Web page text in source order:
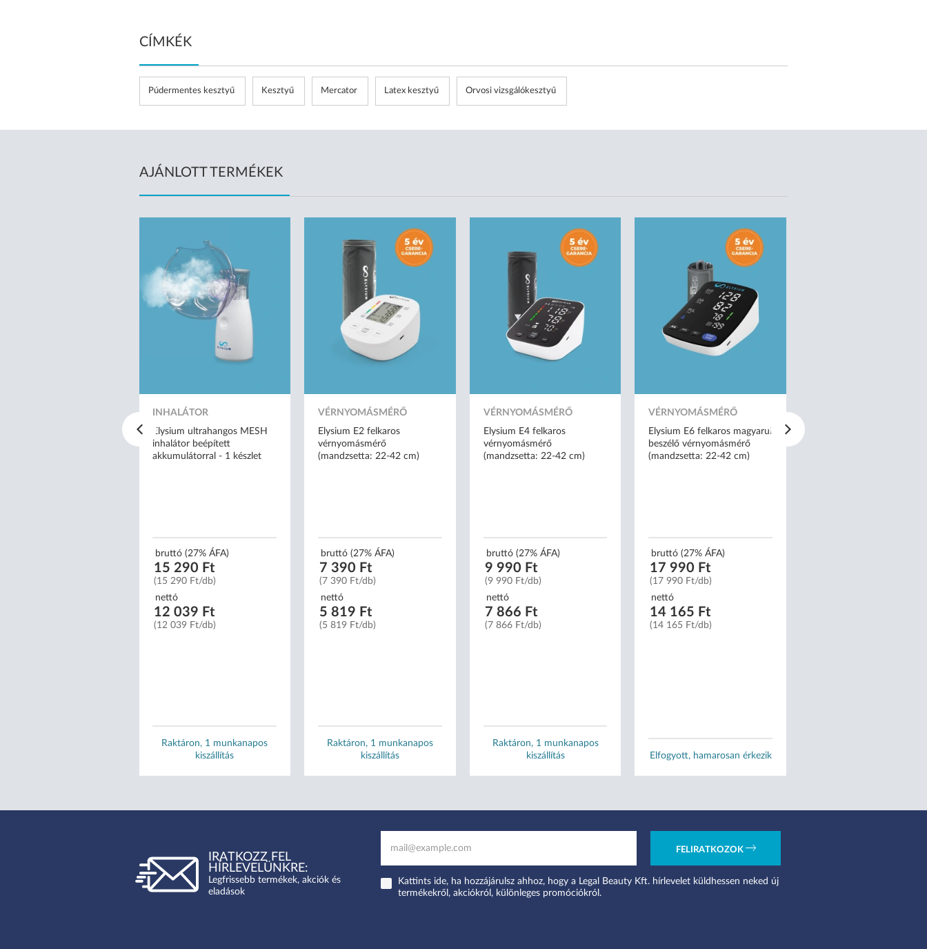
CÍMKÉK
Púdermentes kesztyű Kesztyű Mercator Latex kesztyű Orvosi vizsgálókesztyű
AJÁNLOTT TERMÉKEK
INHALÁTOR
Elysium ultrahangos MESH
inhalátor beépített
akkumulátorral - 1 készlet
bruttó (27% ÁFA)
15 290 Ft
(15 290 Ft/db)
nettó
12 039 Ft
(12 039 Ft/db)
Raktáron, 1 munkanapos
kiszállítás
VÉRNYOMÁSMÉRŐ
Elysium E2 felkaros
vérnyomásmérő
(mandzsetta: 22-42 cm)
bruttó (27% ÁFA)
7 390 Ft
(7 390 Ft/db)
nettó
5 819 Ft
(5 819 Ft/db)
Raktáron, 1 munkanapos
kiszállítás
VÉRNYOMÁSMÉRŐ
Elysium E4 felkaros
vérnyomásmérő
(mandzsetta: 22-42 cm)
bruttó (27% ÁFA)
9 990 Ft
(9 990 Ft/db)
nettó
7 866 Ft
(7 866 Ft/db)
Raktáron, 1 munkanapos
kiszállítás
VÉRNYOMÁSMÉRŐ
Elysium E6 felkaros magyarul
beszélő vérnyomásmérő
(mandzsetta: 22-42 cm)
bruttó (27% ÁFA)
17 990 Ft
(17 990 Ft/db)
nettó
14 165 Ft
(14 165 Ft/db)
Elfogyott, hamarosan érkezik
IRATKOZZ FEL
HÍRLEVELÜNKRE:
Legfrissebb termékek, akciók és
eladások
FELIRATKOZOK
Kattints ide, ha hozzájárulsz ahhoz, hogy a Legal Beauty Kft. hírlevelet küldhessen neked új
termékekről, akciókról, különleges promóciókról.